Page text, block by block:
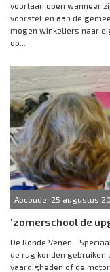
voortaan open wanneer
voorstellen aan de
mogen winkeliers naar
op...
Abcoude, 25 augustus
‘zomerschool de
De Ronde Venen -
de rug konden gebruiken
vaardigheden of de